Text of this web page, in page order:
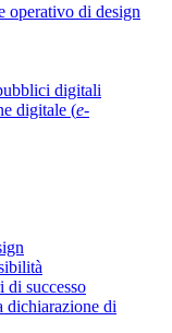
operativo di design
digitali
digitale (e-
di successo
dichiarazione di